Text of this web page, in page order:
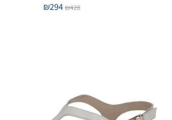
₪420
₪294